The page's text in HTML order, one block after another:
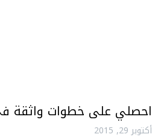
احصلي على خطوات واثقة
أكتوبر 29, 2015